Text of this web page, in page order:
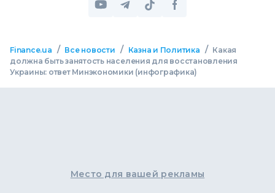
Finance.ua / Все новости / Казна и Политика / Какая
должна быть занятость населения для восстановления
Украины: ответ Минэкономики (инфографика)
Место для вашей рекламы